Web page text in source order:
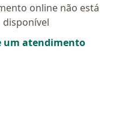
online não está
disponível
um atendimento